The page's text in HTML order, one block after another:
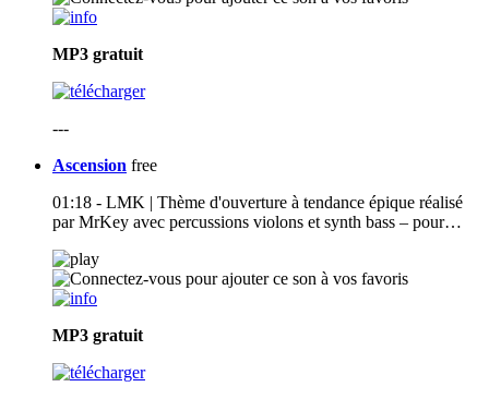
MP3 gratuit
---
Ascension free
01:18 - LMK | Thème d'ouverture à tendance épique réalisé
par MrKey avec percussions violons et synth bass – pour…
MP3 gratuit